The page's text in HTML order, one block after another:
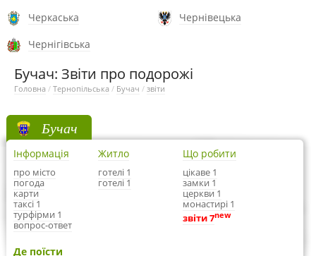
Черкаська
Чернівецька
Чернігівська
Бучач: Звіти про подорожі
Головна / Тернопільська / Бучач / звіти
Бучач
Інформація
про місто
погода
карти
таксі 1
турфірми 1
вопрос-ответ
Житло
готелі 1
готелі 1
Що робити
цікаве 1
замки 1
церкви 1
монастирі 1
звіти 7new
Де поїсти